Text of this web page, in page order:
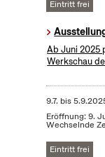
Eintritt frei
Ab Juni 2025
Werkschau
9.7. bis
Eröffnung: 9.
Wechselnde
Eintritt frei